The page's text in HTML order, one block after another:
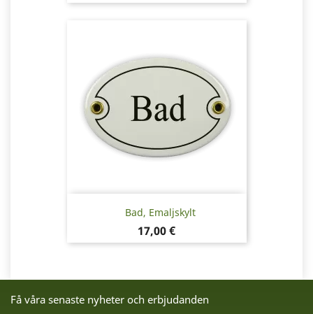
Bad, Emaljskylt
Pris
17,00 €
Få våra senaste nyheter och erbjudanden